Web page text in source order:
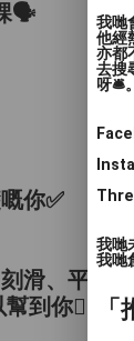
🗣️
你✅
滑、平花、
你
我哋
他經
亦都
去搜
呀🛎️。
我哋
我哋